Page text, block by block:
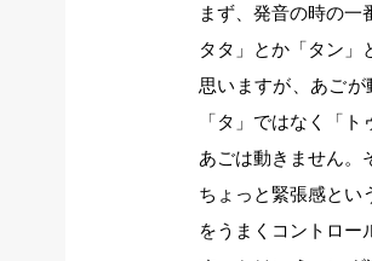
まず、発音の時の一
タタ」とか「タン
思いますが、あごが
「タ」ではなく「
あごは動きません。
ちょっと緊張感とい
をうまくコントロー